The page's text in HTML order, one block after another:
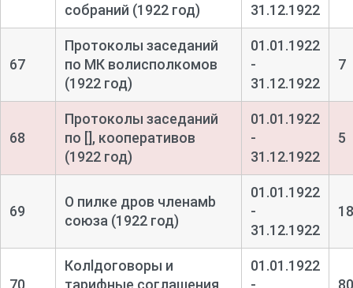
собраний (1922 год)
31.12.1922
67
Протоколы заседаний
по МК волисполкомов
(1922 год)
01.01.1922
-
31.12.1922
7
68
Протоколы заседаний
по [], кооперативов
(1922 год)
01.01.1922
-
31.12.1922
5
69
О пилке дров членамb
союза (1922 год)
01.01.1922
-
31.12.1922
18
70
Колlдоговоры и
тарифные соглашения
01.01.1922
-
80